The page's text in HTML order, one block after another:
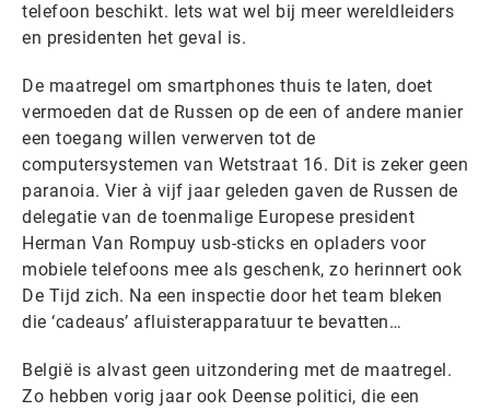
telefoon beschikt. Iets wat wel bij meer wereldleiders
en presidenten het geval is.
De maatregel om smartphones thuis te laten, doet
vermoeden dat de Russen op de een of andere manier
een toegang willen verwerven tot de
computersystemen van Wetstraat 16. Dit is zeker geen
paranoia. Vier à vijf jaar geleden gaven de Russen de
delegatie van de toenmalige Europese president
Herman Van Rompuy usb-sticks en opladers voor
mobiele telefoons mee als geschenk, zo herinnert ook
De Tijd zich. Na een inspectie door het team bleken
die ‘cadeaus’ afluisterapparatuur te bevatten…
België is alvast geen uitzondering met de maatregel.
Zo hebben vorig jaar ook Deense politici, die een